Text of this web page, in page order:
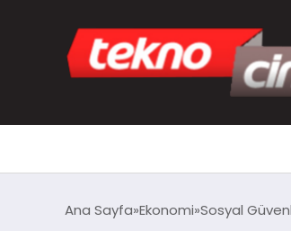
Ana Sayfa Ekonomi Sosyal